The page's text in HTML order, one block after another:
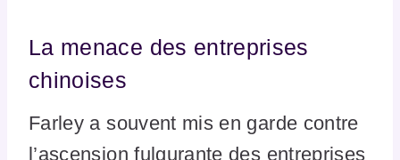
La menace des entreprises
chinoises
Farley a souvent mis en garde contre
l’ascension fulgurante des entreprises